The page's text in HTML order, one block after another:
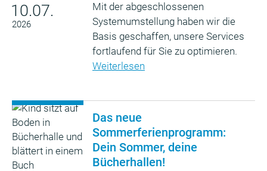
10.07.
2026
Mit der abgeschlossenen
Systemumstellung haben wir die
Basis geschaffen, unsere Services
fortlaufend für Sie zu optimieren.
Weiterlesen
Das neue
Sommerferienprogramm:
Dein Sommer, deine
Bücherhallen!